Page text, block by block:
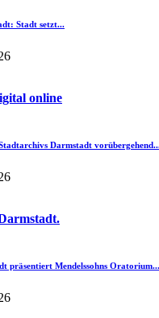
Stadt setzt...
Darmstadt
präsentiert Mendelssohns Oratorium...